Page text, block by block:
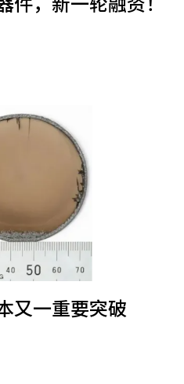
又一重要突破